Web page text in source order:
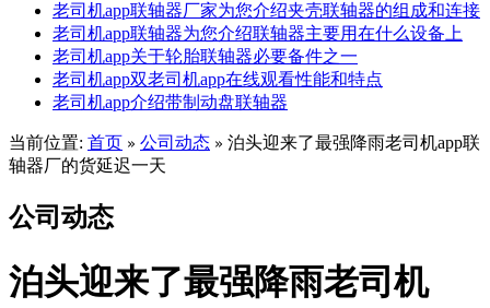
老司机app联轴器厂家为您介绍夹壳联轴器的组成和连接
老司机app联轴器为您介绍联轴器主要用在什么设备上
老司机app关于轮胎联轴器必要备件之一
老司机app双老司机app在线观看性能和特点
老司机app介绍带制动盘联轴器
当前位置: 首页 » 公司动态 » 泊头迎来了最强降雨老司机app联
轴器厂的货延迟一天
公司动态
泊头迎来了最强降雨老司机